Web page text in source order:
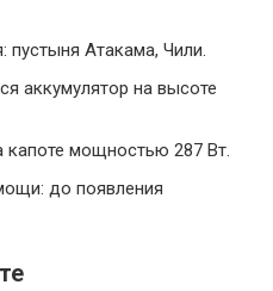
пустыня Атакама, Чили.
аккумулятор на высоте
капоте мощностью 287 Вт.
до появления